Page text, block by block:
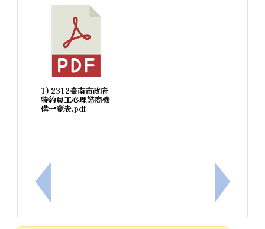
上一筆：公告115（116）年後備軍人申請緩召日期
1) 2312臺南市政府
特約員工心理諮商機
構一覽表.pdf
下一筆：